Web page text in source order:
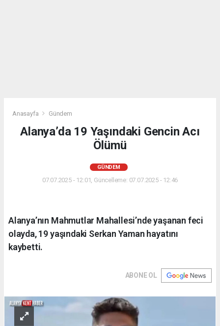
Anasayfa Gündem
Alanya’da 19 Yaşındaki Gencin Acı
Ölümü
GÜNDEM
07.07.2025 - 12:01, Güncelleme: 07.07.2025 - 12:46
Alanya’nın Mahmutlar Mahallesi’nde yaşanan feci
olayda, 19 yaşındaki Serkan Yaman hayatını
kaybetti.
ABONE OL